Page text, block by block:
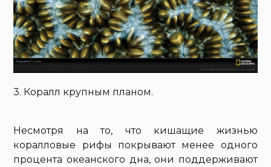
3. Коралл крупным планом.
Несмотря на то, что кишащие жизнью
коралловые рифы покрывают менее одного
процента океанского дна, они поддерживают